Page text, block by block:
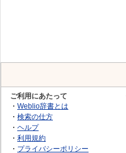
ご利用にあたって
・ Weblio辞書とは
・ 検索の仕方
・ ヘルプ
・ 利用規約
・ プライバシーポリシー